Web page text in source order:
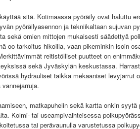
sitä. Kotimaassa pyöräily ovat haluttu
pyöräilyasennon ja tekniikaltaan sujuvan
sekä omien mittojen mukaisesti säädettyä
oo tarkoitus hikoilla, vaan pikeminkin isoin
reitistölliset puutteet on
sekä Jyväskylän keskustassa.
hydrauliset taikka mekaaniset levyjarrut
matkapuhelin sekä kartta onkin
Kolmi- tai useampivaihteisessa
tai perävaunulla varustetussa